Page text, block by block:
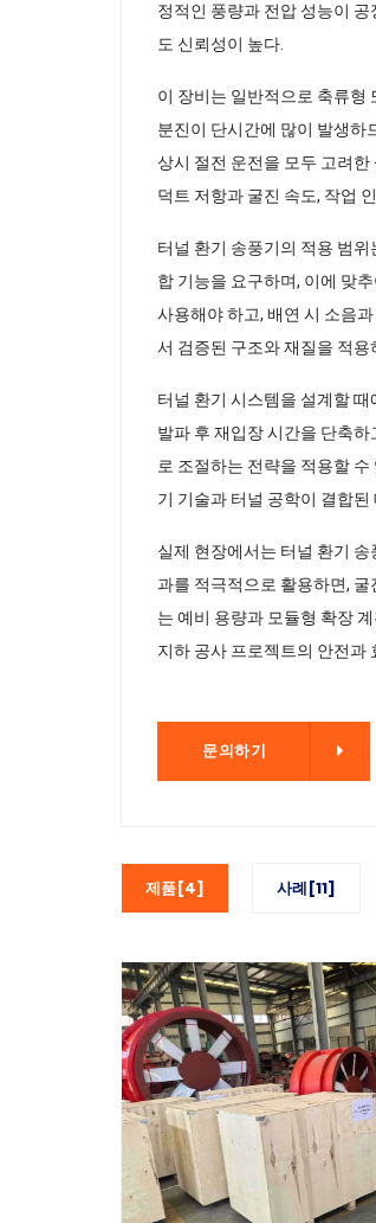
정적인 풍량과 전압 성능이
도 신뢰성이 높다.
이 장비는 일반적으로 축류형
분진이 단시간에 많이 발생하
상시 절전 운전을 모두 고려
덕트 저항과 굴진 속도, 작업
터널 환기 송풍기의 적용 범
합 기능을 요구하며, 이에 맞
사용해야 하고, 배연 시 소음
서 검증된 구조와 재질을 적용
터널 환기 시스템을 설계할
발파 후 재입장 시간을 단축
로 조절하는 전략을 적용할
기 기술과 터널 공학이 결합
실제 현장에서는 터널 환기
과를 적극적으로 활용하면,
는 예비 용량과 모듈형 확장
지하 공사 프로젝트의 안전과
문의하기
제품[4] 사례[11]